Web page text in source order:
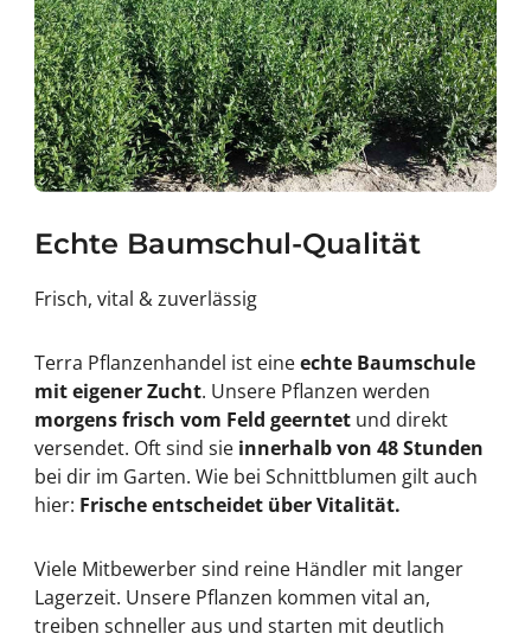
Echte Baumschul-Qualität
Frisch, vital & zuverlässig
Terra Pflanzenhandel ist eineechte Baumschule
mit eigener Zucht. Unsere Pflanzen werden
morgens frisch vom Feld geerntetund direkt
versendet. Oft sind sie innerhalb von 48 Stunden
bei dir im Garten. Wie bei Schnittblumen gilt auch
hier: Frische entscheidet über Vitalität.
Viele Mitbewerber sind reine Händler mit langer
Lagerzeit. Unsere Pflanzen kommen vital an,
treiben schneller aus und starten mit deutlich